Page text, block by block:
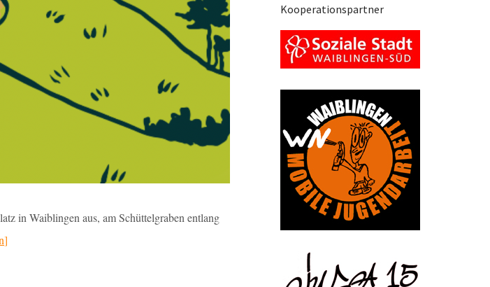
in Waiblingen aus, am Schüttelgraben entlang
Kooperationspartner